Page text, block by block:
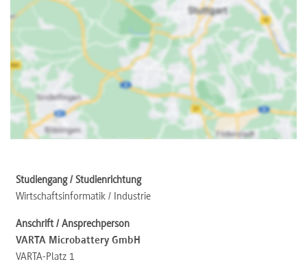
Wirtschaftsinformatik / Industrie
VARTA Microbattery GmbH
VARTA-Platz 1